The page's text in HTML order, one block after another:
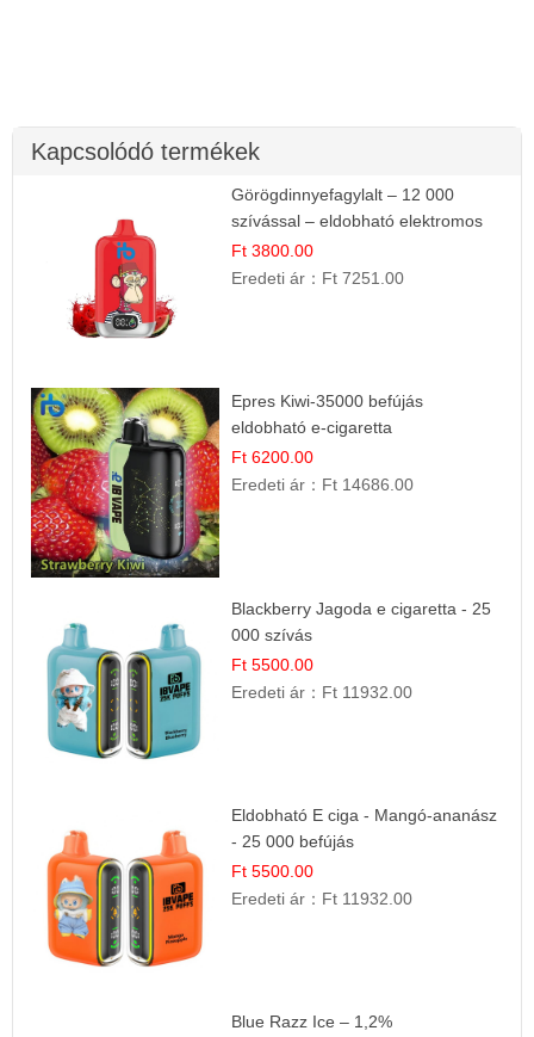
Kapcsolódó termékek
Görögdinnyefagylalt – 12 000
szívással – eldobható elektromos
cigi
Ft 3800.00
Eredeti ár： Ft 7251.00
Epres Kiwi-35000 befújás
eldobható e-cigaretta
Ft 6200.00
Eredeti ár： Ft 14686.00
Blackberry Jagoda e cigaretta - 25
000 szívás
Ft 5500.00
Eredeti ár： Ft 11932.00
Eldobható E ciga - Mangó-ananász
- 25 000 befújás
Ft 5500.00
Eredeti ár： Ft 11932.00
Blue Razz Ice – 1,2%